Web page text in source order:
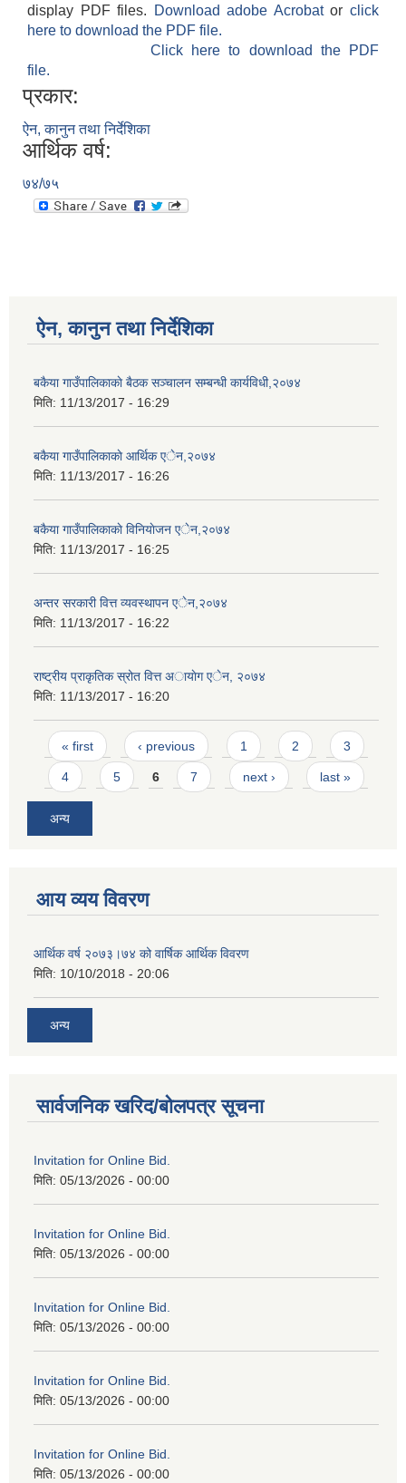
display PDF files.
Download adobe Acrobatorclick
here to download the PDF file.
Click here to download the PDF
file.
प्रकार:
ऐन, कानुन तथा निर्देशिका
आर्थिक वर्ष:
७४/७५
ऐन, कानुन तथा निर्देशिका
बकैया गाउँपालिकाकाे बैठक सञ्चालन सम्बन्धी कार्यविधी,२०७४
मिति: 11/13/2017 - 16:29
बकैया गाउँपालिकाकाे आर्थिक एेन,२०७४
मिति: 11/13/2017 - 16:26
बकैया गाउँपालिकाकाे विनियाेजन एेन,२०७४
मिति: 11/13/2017 - 16:25
अन्तर सरकारी वित्त व्यवस्थापन एेन,२०७४
मिति: 11/13/2017 - 16:22
राष्ट्रीय प्राकृतिक स्रोत वित्त अायाेग एेन, २०७४
मिति: 11/13/2017 - 16:20
Pages
« first ‹ previous 1 2 3
4 5 6 7 next › last »
अन्य
आय व्यय विवरण
आर्थिक वर्ष २०७३।७४ को वार्षिक आर्थिक विवरण
मिति: 10/10/2018 - 20:06
अन्य
सार्वजनिक खरिद/बोलपत्र सूचना
Invitation for Online Bid.
मिति: 05/13/2026 - 00:00
Invitation for Online Bid.
मिति: 05/13/2026 - 00:00
Invitation for Online Bid.
मिति: 05/13/2026 - 00:00
Invitation for Online Bid.
मिति: 05/13/2026 - 00:00
Invitation for Online Bid.
मिति: 05/13/2026 - 00:00